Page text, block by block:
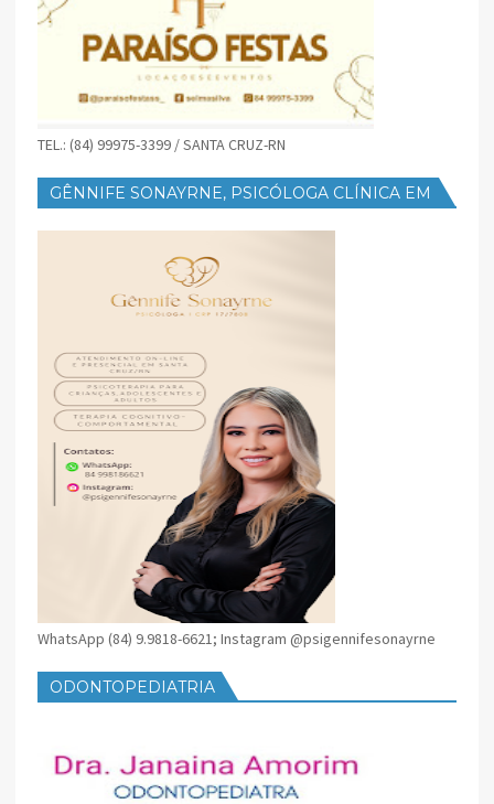
TEL.: (84) 99975-3399 / SANTA CRUZ-RN
GÊNNIFE SONAYRNE, PSICÓLOGA CLÍNICA EM
WhatsApp (84) 9.9818-6621; Instagram @psigennifesonayrne
ODONTOPEDIATRIA